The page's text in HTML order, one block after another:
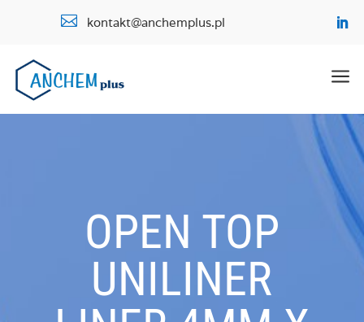
 kontakt@anchemplus.pl
a
OPEN TOP
UNILINER